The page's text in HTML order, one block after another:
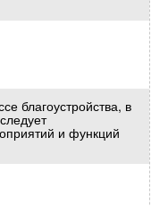
благоустройства, в
и функций